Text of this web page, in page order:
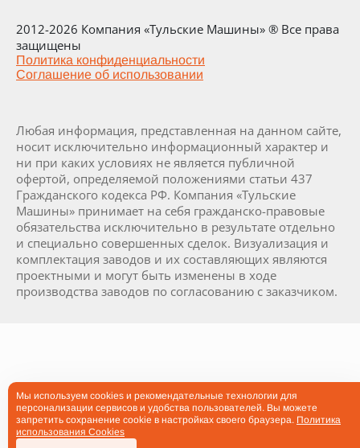
2012-2026 Компания «Тульские Машины» ® Все права
защищены
Политика конфиденциальности
Соглашение об использовании
Любая информация, представленная на данном сайте,
носит исключительно информационный характер и
ни при каких условиях не является публичной
офертой, определяемой положениями статьи 437
Гражданского кодекса РФ. Компания «Тульские
Машины» принимает на себя гражданско-правовые
обязательства исключительно в результате отдельно
и специально совершенных сделок. Визуализация и
комплектация заводов и их составляющих являются
проектными и могут быть изменены в ходе
производства заводов по согласованию с заказчиком.
Мы используем cookies и рекомендательные технологии для
персонализации сервисов и удобства пользователей. Вы можете
запретить сохранение cookie в настройках своего браузера. Политика
использования Cookies